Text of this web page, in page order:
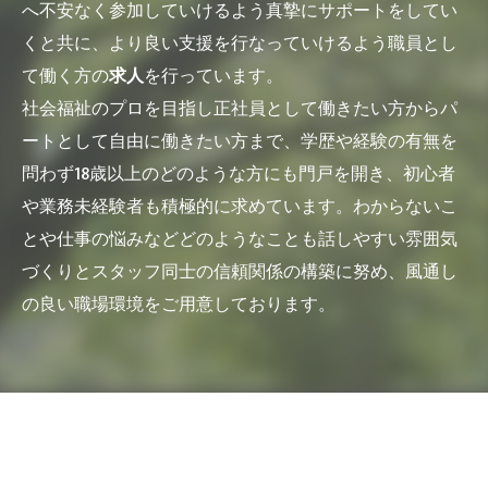
へ不安なく参加していけるよう真摯にサポートをしてい
くと共に、より良い支援を行なっていけるよう職員とし
て働く方の求人を行っています。
社会福祉のプロを目指し正社員として働きたい方からパ
ートとして自由に働きたい方まで、学歴や経験の有無を
問わず18歳以上のどのような方にも門戸を開き、初心者
や業務未経験者も積極的に求めています。わからないこ
とや仕事の悩みなどどのようなことも話しやすい雰囲気
づくりとスタッフ同士の信頼関係の構築に努め、風通し
の良い職場環境をご用意しております。